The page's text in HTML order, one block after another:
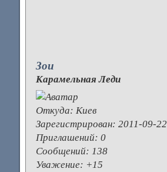
Зои
Карамельная Леди
Откуда: Киев
Зарегистрирован: 2011-09-22
Приглашений: 0
Сообщений: 138
Уважение: +15